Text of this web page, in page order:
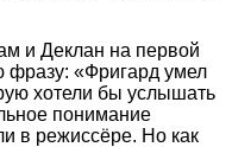
и Деклан на первой
фразу: «Фригард умел
хотели бы услышать
понимание
в режиссёре. Но как